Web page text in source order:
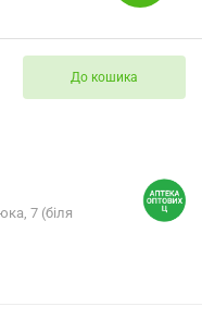
До кошика
7 (біля